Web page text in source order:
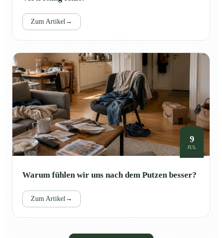
Zum Artikel→
9
JUL
Warum fühlen wir uns nach dem Putzen besser?
Zum Artikel→